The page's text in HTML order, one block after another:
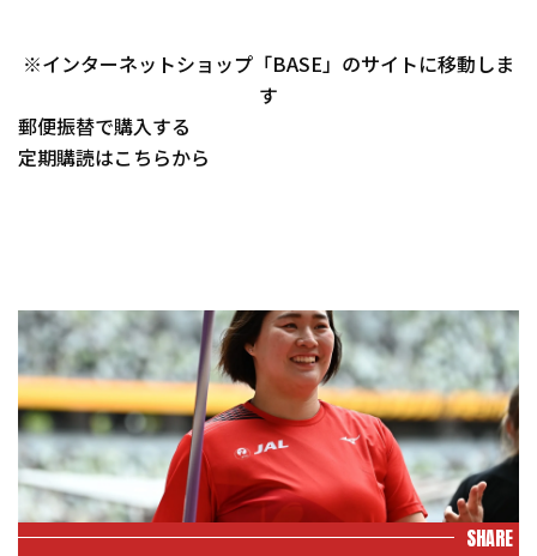
※インターネットショップ「BASE」のサイトに移動しま
す
郵便振替で購入する
定期購読はこちらから
SHARE